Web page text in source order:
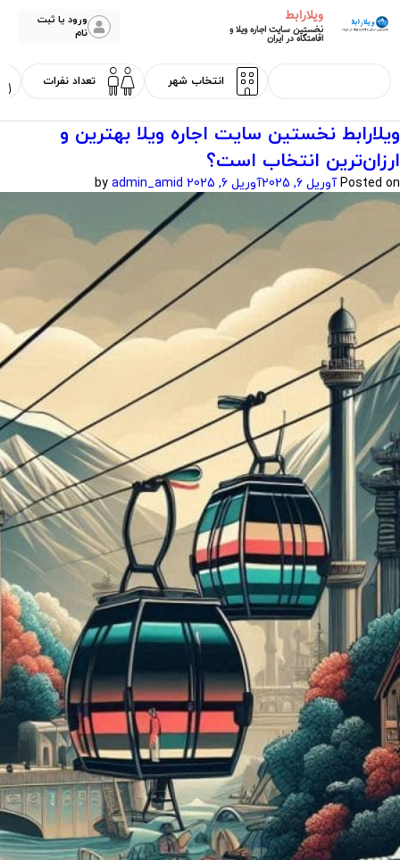
ویلارابط
نخستین سایت اجاره ویلا و
اقامتگاه در ایران
ورود یا ثبت
نام
ویلارابط نخستین سایت اجاره ویلا بهترین و
ارزان‌ترین انتخاب است؟
Posted on آوریل 6, 2025 آوریل 6, 2025 admin_amid